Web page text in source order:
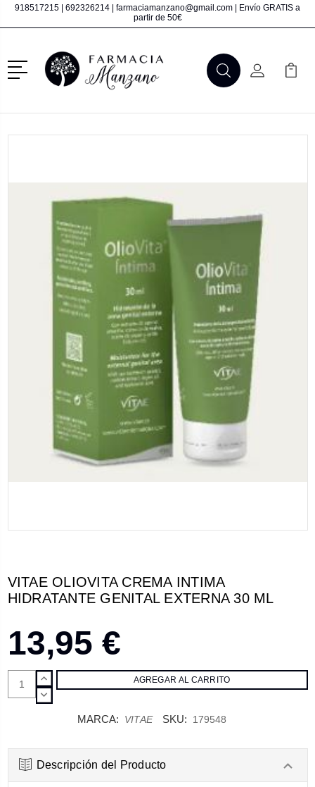
918517215 692326214 farmaciamanzano@gmail.com | Envío GRATIS a
partir de 50€
Menú
BuscarMi Cuenta
Mi
VITAE OLIOVITA CREMA INTIMA
HIDRATANTE GENITAL EXTERNA 30 ML
13,95 €
AUMENTAR
CANTIDAD:
DISMINUIR
MARCA: VITAE SKU: 179548
Descripción del Producto